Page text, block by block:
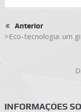
Anterior
>Eco-tecnologia: um
INFORMAÇÕES